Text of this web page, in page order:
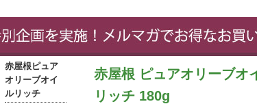
赤屋根 ピュアオリーブオ
リッチ 180g
赤屋根ピュア
オリーブオイ
ルリッチ